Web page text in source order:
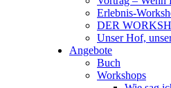
Erlebnis-
DER
Unser Hof,
Angebote
Buch
Workshops